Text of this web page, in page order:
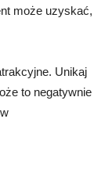
może uzyskać,
Unikaj
to negatywnie